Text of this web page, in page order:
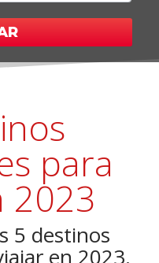
para
2023
5 destinos
en 2023.